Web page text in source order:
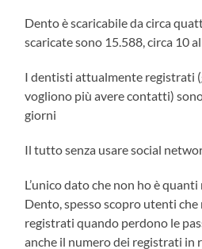
Dento è scaricabile da circa
scaricate sono 15.588, circa 10
I dentisti attualmente registrati
vogliono più avere contatti)
giorni
Il tutto senza usare social
L’unico dato che non ho è
Dento, spesso scopro utenti che
registrati quando perdono le
anche il numero dei registrati in